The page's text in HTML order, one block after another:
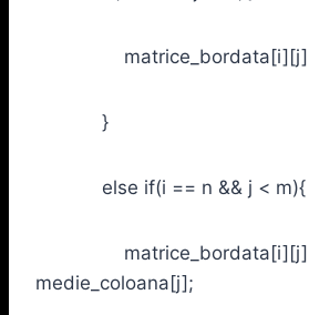
matrice_bordata[i][j]
}
else if(i == n && j < m){
matrice_bordata[i][j]
medie_coloana[j];